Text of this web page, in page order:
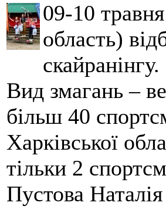
09-10
область)
скайранінгу.
Вид змагань –
більш 40
Харківської
тільки 2
Пустова